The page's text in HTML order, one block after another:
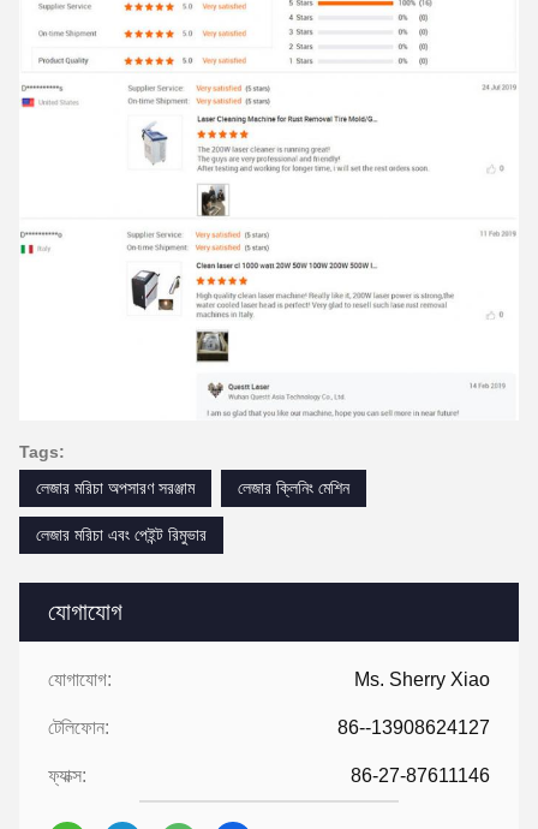
যোগাযোগ
যোগাযোগ: Ms. Sherry Xiao
টেলিফোন: 86--13908624127
ফ্যাক্স: 86-27-87611146
Tags:
লেজার মরিচা অপসারণ সরঞ্জাম
লেজার ক্লিনিং মেশিন
লেজার মরিচা এবং পেইন্ট রিমুভার